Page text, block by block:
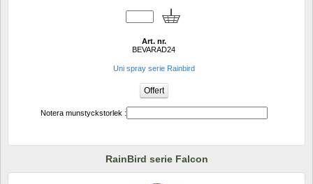
Art. nr.
BEVARAD24
Uni spray serie Rainbird
Notera munstyckstorlek :
RainBird serie Falcon